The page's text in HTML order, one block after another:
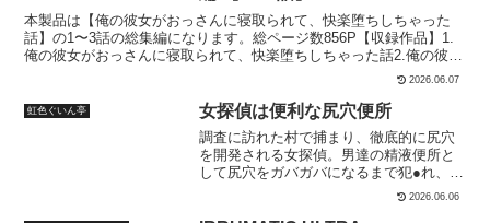
中出し【本編の再生時間】59分03秒☆★スペシャル特典★☆●特典
130分間耳舐めされながら、むちむち日焼けギャルに逆ナンされ、オ
イルマッサージ、パイズリ、フェラ、69、最後は騎乗位でイかされ
ャルに誘惑され、キス、手コキ、フェラ、最後はバックでイかされる
音声（21:10）●特典3サムネイルイラスト★特典再生時間★51分39秒
☆★総再生時間★☆1時間50分42秒★クレジット★【キャスト】恋鈴
桃歌 様【イラスト】夜凪朝妃 様【シナリオ・編集・制作】うこんち
本製品は【俺の彼女がおっさんに寝取られて、快楽堕ちしちゃった
話】の1〜3話の総集編になります。総ページ数856P【収録作品】1.
俺の彼女がおっさんに寝取られて、快楽堕ちしちゃった話2.俺の彼女
がおっさんに寝取られて、快楽堕ちしちゃった話2-褐色ギャルJKカ
面目系巨乳女子あやな編-1.俺の彼女がおっさんに寝取られて、快楽
堕ちしちゃった話■作品内容俺は、付き合い始めたばかりの彼女と幸
せな日々を送っていた。しかし、ある日、彼女が突然姿を消してしま
う。必死に探し回った末、ようやく見つけた彼女は、見知らぬおっさ
んたちに囲まれていた...彼らは自分たちの欲望のはけ口として彼女を
犯していたんだ。抵抗しようとしている彼女はおっさんたちの手によ
2026.06.07
虹色ぐいん亭 女探偵は便利な尻穴便所
調査に訪れた村で捕まり、徹底的に尻穴
を開発される女探偵。男達の精液便所と
して尻穴をガバガバになるまで犯●れ、休
む間もなく次のチンポをぶち込まれる。
2026.06.06